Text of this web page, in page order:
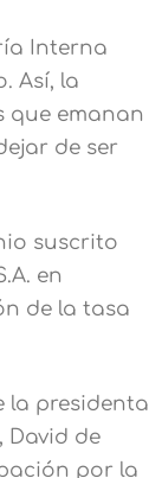
Interna
Así, la
que emanan
de ser
suscrito
en
de la tasa
la presidenta
David de
por la